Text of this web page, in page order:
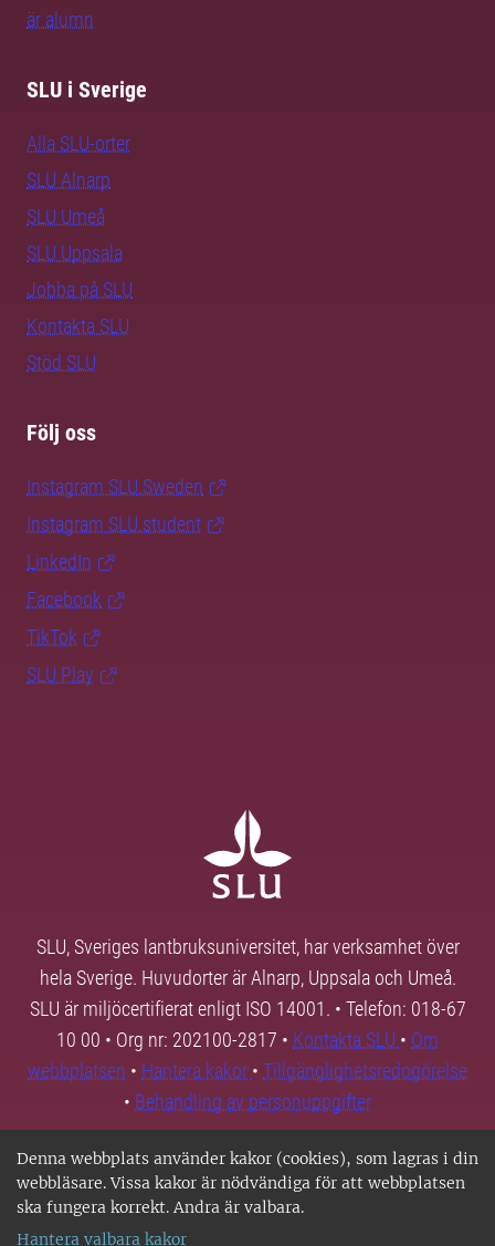
Denna webbplats använder kakor (cookies), som lagras i din
webbläsare. Vissa kakor är nödvändiga för att webbplatsen
ska fungera korrekt. Andra är valbara.
Hantera valbara kakor
är alumn
SLU i Sverige
Alla SLU-orter
SLU Alnarp
SLU Umeå
SLU Uppsala
Jobba på SLU
Kontakta SLU
Stöd SLU
Följ oss
Instagram SLU.Sweden
Instagram SLU.student
LinkedIn
Facebook
TikTok
SLU Play
SLU, Sveriges lantbruksuniversitet, har verksamhet över
hela Sverige. Huvudorter är Alnarp, Uppsala och Umeå.
SLU är miljöcertifierat enligt ISO 14001. • Telefon: 018-67
10 00 • Org nr: 202100-2817 • Kontakta SLU • Om
webbplatsen • Hantera kakor • Tillgänglighetsredogörelse
• Behandling av personuppgifter